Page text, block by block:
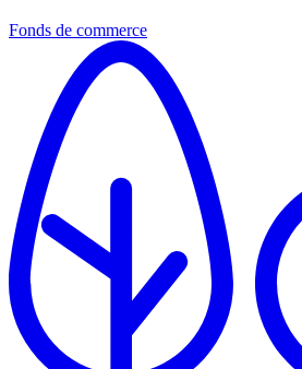
Fonds de commerce